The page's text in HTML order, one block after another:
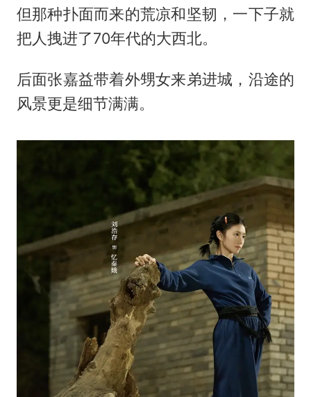
但那种扑面而来的荒凉和坚韧，一下子就
把人拽进了70年代的大西北。
后面张嘉益带着外甥女来弟进城，沿途的
风景更是细节满满。